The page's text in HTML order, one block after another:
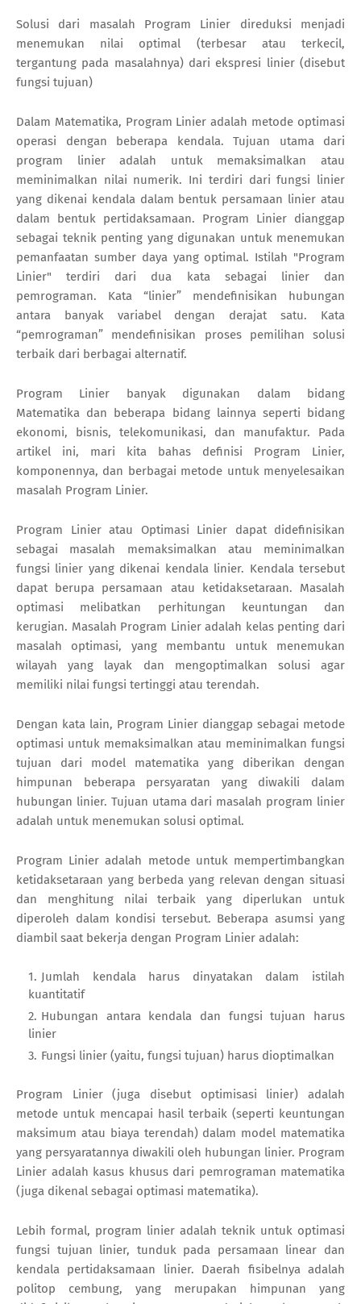
Solusi dari masalah Program Linier direduksi menjadi
menemukan nilai optimal (terbesar atau terkecil,
tergantung pada masalahnya) dari ekspresi linier (disebut
fungsi tujuan)
Dalam Matematika, Program Linier adalah metode optimasi
operasi dengan beberapa kendala. Tujuan utama dari
program linier adalah untuk memaksimalkan atau
meminimalkan nilai numerik. Ini terdiri dari fungsi linier
yang dikenai kendala dalam bentuk persamaan linier atau
dalam bentuk pertidaksamaan. Program Linier dianggap
sebagai teknik penting yang digunakan untuk menemukan
pemanfaatan sumber daya yang optimal. Istilah "Program
Linier" terdiri dari dua kata sebagai linier dan
pemrograman. Kata “linier” mendefinisikan hubungan
antara banyak variabel dengan derajat satu. Kata
“pemrograman” mendefinisikan proses pemilihan solusi
terbaik dari berbagai alternatif.
Program Linier banyak digunakan dalam bidang
Matematika dan beberapa bidang lainnya seperti bidang
ekonomi, bisnis, telekomunikasi, dan manufaktur. Pada
artikel ini, mari kita bahas definisi Program Linier,
komponennya, dan berbagai metode untuk menyelesaikan
masalah Program Linier.
Program Linier atau Optimasi Linier dapat didefinisikan
sebagai masalah memaksimalkan atau meminimalkan
fungsi linier yang dikenai kendala linier. Kendala tersebut
dapat berupa persamaan atau ketidaksetaraan. Masalah
optimasi melibatkan perhitungan keuntungan dan
kerugian. Masalah Program Linier adalah kelas penting dari
masalah optimasi, yang membantu untuk menemukan
wilayah yang layak dan mengoptimalkan solusi agar
memiliki nilai fungsi tertinggi atau terendah.
Dengan kata lain, Program Linier dianggap sebagai metode
optimasi untuk memaksimalkan atau meminimalkan fungsi
tujuan dari model matematika yang diberikan dengan
himpunan beberapa persyaratan yang diwakili dalam
hubungan linier. Tujuan utama dari masalah program linier
adalah untuk menemukan solusi optimal.
Program Linier adalah metode untuk mempertimbangkan
ketidaksetaraan yang berbeda yang relevan dengan situasi
dan menghitung nilai terbaik yang diperlukan untuk
diperoleh dalam kondisi tersebut. Beberapa asumsi yang
diambil saat bekerja dengan Program Linier adalah:
Jumlah kendala harus dinyatakan dalam istilah
kuantitatif
Hubungan antara kendala dan fungsi tujuan harus
linier
Fungsi linier (yaitu, fungsi tujuan) harus dioptimalkan
Program Linier (juga disebut optimisasi linier) adalah
metode untuk mencapai hasil terbaik (seperti keuntungan
maksimum atau biaya terendah) dalam model matematika
yang persyaratannya diwakili oleh hubungan linier. Program
Linier adalah kasus khusus dari pemrograman matematika
(juga dikenal sebagai optimasi matematika).
Lebih formal, program linier adalah teknik untuk optimasi
fungsi tujuan linier, tunduk pada persamaan linear dan
kendala pertidaksamaan linier. Daerah fisibelnya adalah
politop cembung, yang merupakan himpunan yang